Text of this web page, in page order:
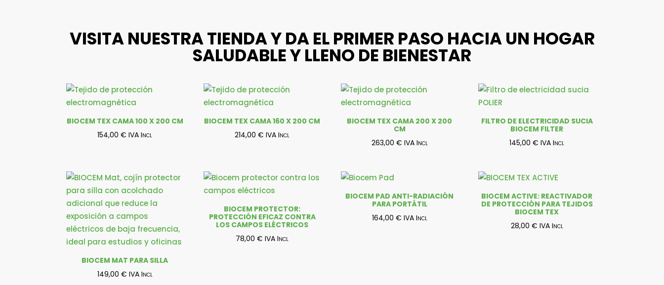
VISITA NUESTRA TIENDA Y DA EL PRIMER PASO HACIA UN HOGAR
SALUDABLE Y LLENO DE BIENESTAR
BIOCEM TEX CAMA 100 X 200 CM
154,00€ IVA Incl
BIOCEM TEX CAMA 160 X 200 CM
214,00€ IVA Incl
BIOCEM TEX CAMA 200 X 200
CM
263,00 € IVA Incl
FILTRO DE ELECTRICIDAD SUCIA
BIOCEM FILTER
145,00€ IVA Incl
BIOCEM MAT PARA SILLA
149,00 € IVA Incl
BIOCEM PROTECTOR:
PROTECCIÓN EFICAZ CONTRA
LOS CAMPOS ELÉCTRICOS
78,00€ IVA Incl
BIOCEM PAD ANTI-RADIACIÓN
PARA PORTÁTIL
164,00 € IVA Incl
BIOCEM ACTIVE: REACTIVADOR
DE PROTECCIÓN PARA TEJIDOS
BIOCEM TEX
28,00 € IVA Incl